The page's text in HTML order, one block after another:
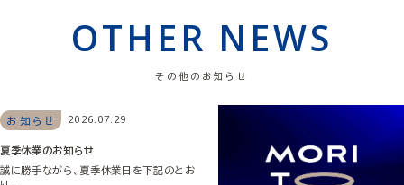
OTHER NEWS
その他のお知らせ
お知らせ 2026.07.29
夏季休業のお知らせ
誠に勝手ながら、夏季休業日を下記のとお